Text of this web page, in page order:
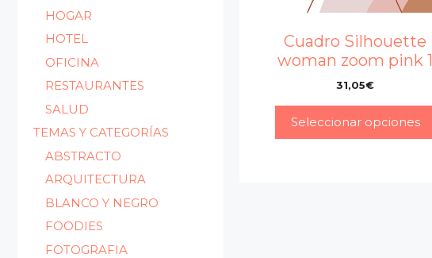
Cuadro Silhouette
woman zoom pink 1
31,05€
Seleccionar opciones
HOGAR
HOTEL
OFICINA
RESTAURANTES
SALUD
TEMAS Y CATEGORÍAS
ABSTRACTO
ARQUITECTURA
BLANCO Y NEGRO
FOODIES
FOTOGRAFIA